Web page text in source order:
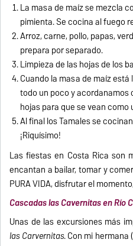
La masa de maíz se mezcla
pimienta. Se cocina al fuego
Arroz, carne, pollo, papas,
prepara por separado.
Limpieza de las hojas de los
Cuando la masa de maíz
todo un poco y
hojas para que se vean como
Al final los Tamales se
¡Riquísimo!
Las fiestas en Costa Rica son
encantan a bailar, tomar y
PURA VIDA, disfrutar el
Cascadas las Cavernitas en Río
Unas de las excursiones más
las Carvernitas. Con mi hermana